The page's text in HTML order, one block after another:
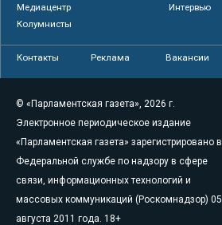
Медиацентр
Интервью
Колумнисты
Контакты Реклама Вакансии
© «Парламентская газета», 2026 г.
Электронное периодическое издание
«Парламентская газета» зарегистрировано в
Федеральной службе по надзору в сфере
связи, информационных технологий и
массовых коммуникаций (Роскомнадзор) 05
августа 2011 года. 18+